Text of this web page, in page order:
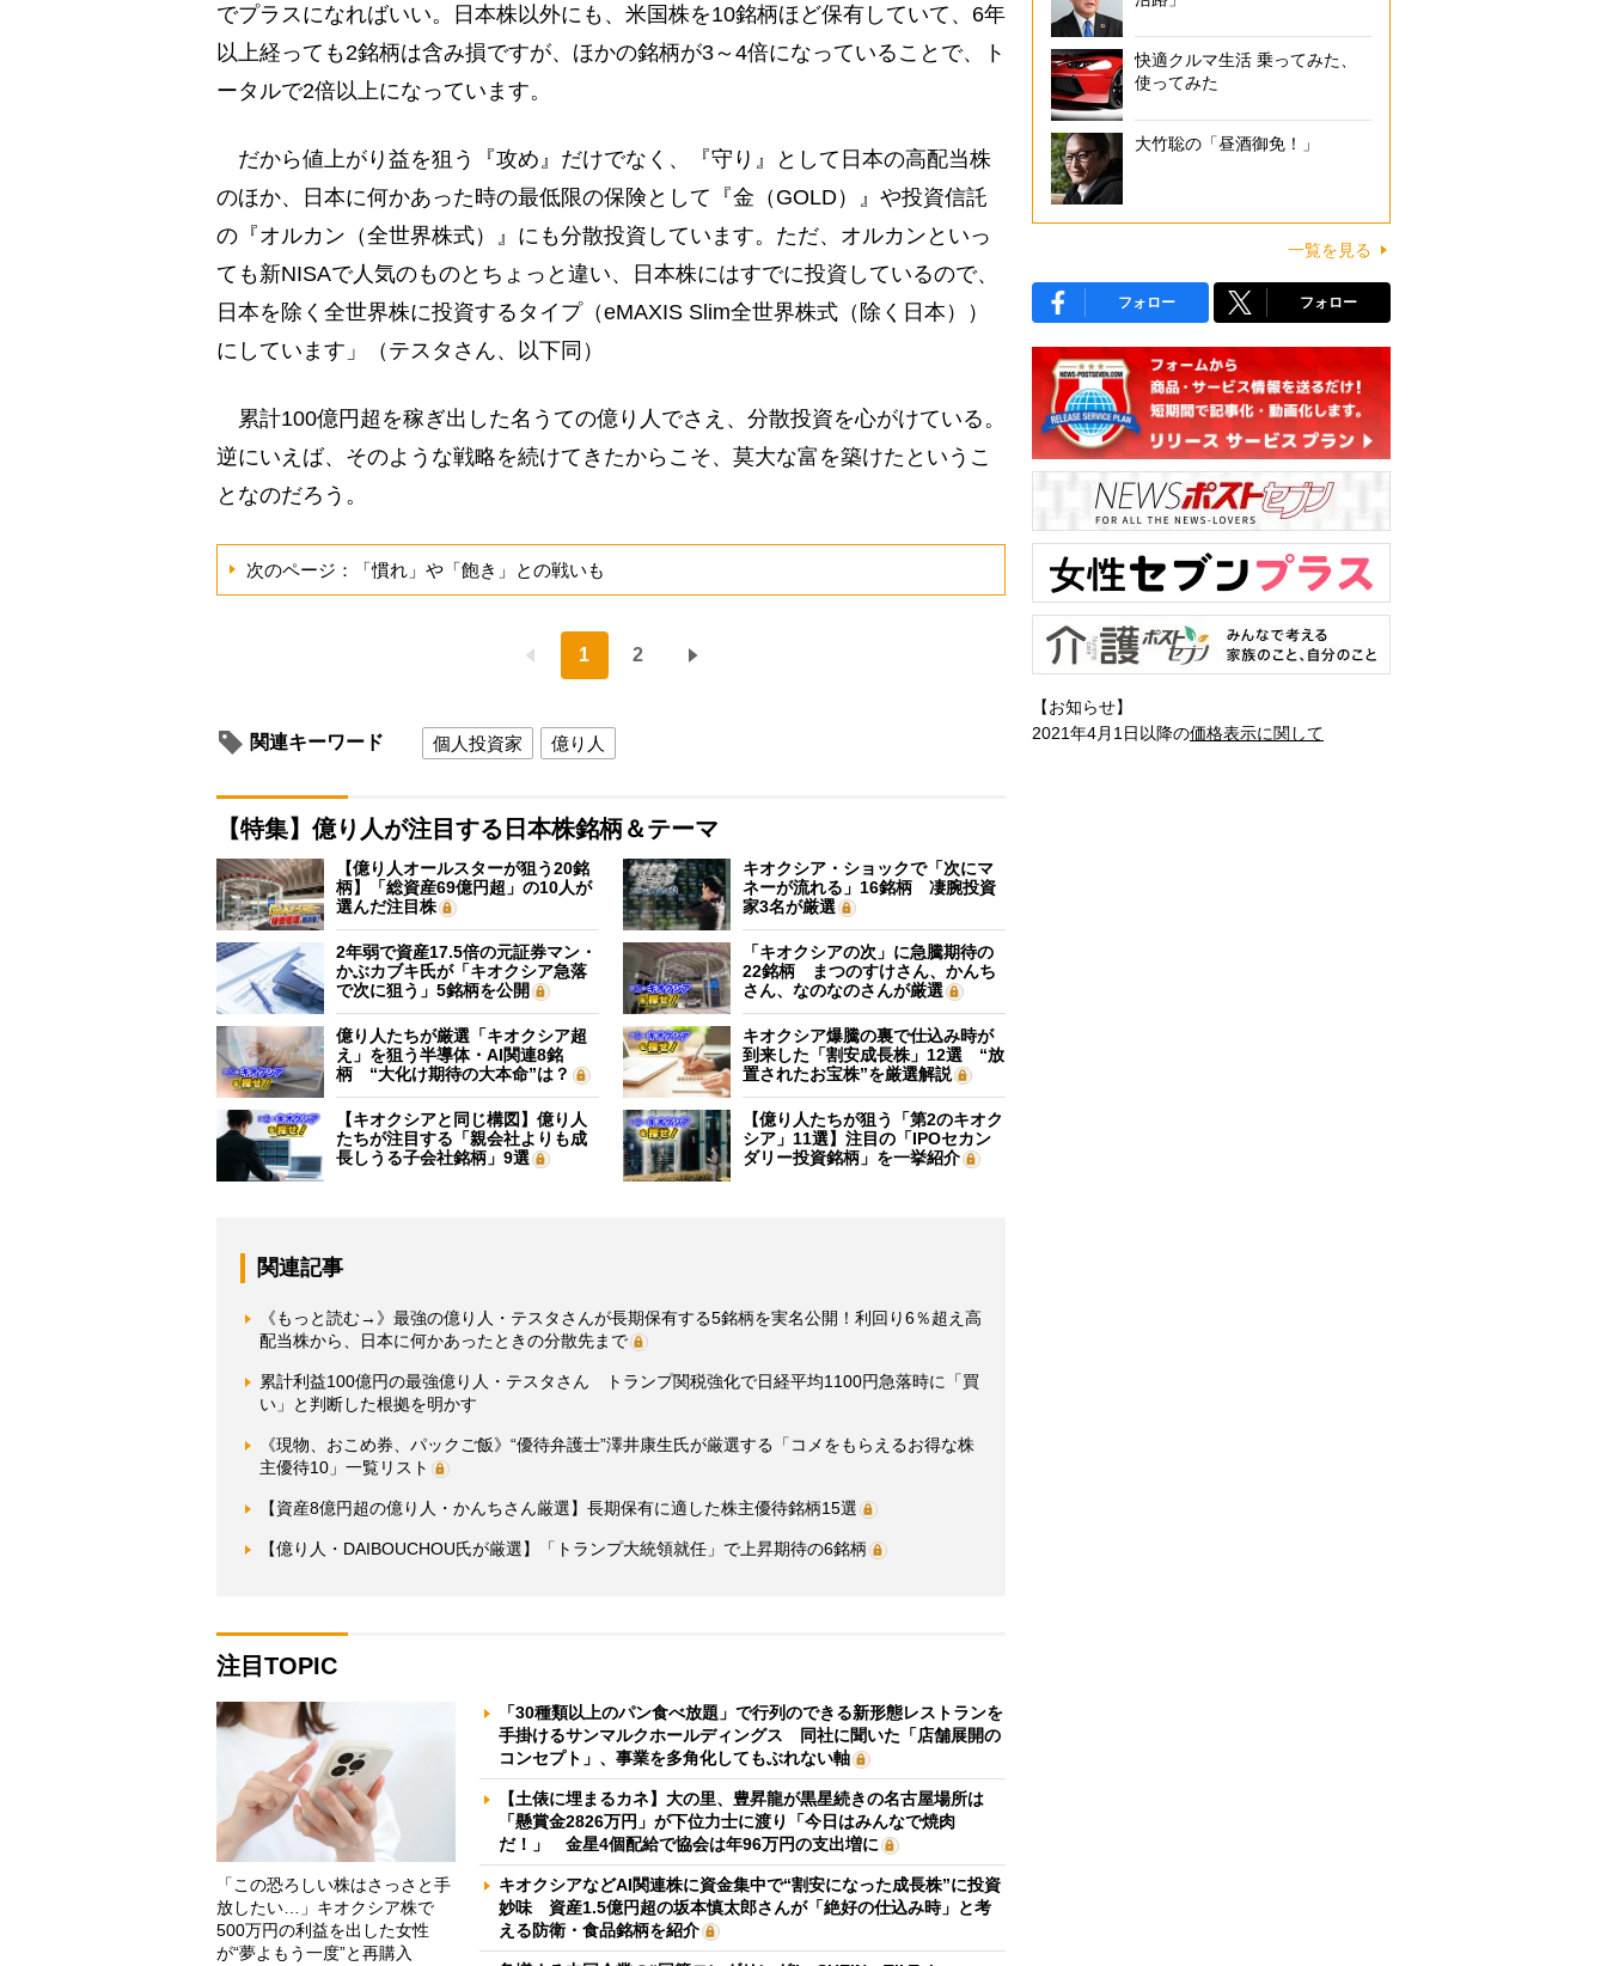
でプラスになればいい。日本株以外にも、米国株を10銘柄ほど保有していて、6年
以上経っても2銘柄は含み損ですが、ほかの銘柄が3～4倍になっていることで、ト
ータルで2倍以上になっています。
だから値上がり益を狙う『攻め』だけでなく、『守り』として日本の高配当株
のほか、日本に何かあった時の最低限の保険として『金（GOLD）』や投資信託
の『オルカン（全世界株式）』にも分散投資しています。ただ、オルカンといっ
ても新NISAで人気のものとちょっと違い、日本株にはすでに投資しているので、
日本を除く全世界株に投資するタイプ（eMAXIS Slim全世界株式（除く日本））
にしています」（テスタさん、以下同）
累計100億円超を稼ぎ出した名うての億り人でさえ、分散投資を心がけている。
逆にいえば、そのような戦略を続けてきたからこそ、莫大な富を築けたというこ
となのだろう。
次のページ：「慣れ」や「飽き」との戦いも
1 2
関連キーワード 個人投資家 億り人
【特集】億り人が注目する日本株銘柄＆テーマ
【億り人オールスターが狙う20銘
柄】「総資産69億円超」の10人が
選んだ注目株
キオクシア・ショックで「次にマ
ネーが流れる」16銘柄 凄腕投資
家3名が厳選
2年弱で資産17.5倍の元証券マン・
かぶカブキ氏が「キオクシア急落
で次に狙う」5銘柄を公開
「キオクシアの次」に急騰期待の
22銘柄 まつのすけさん、かんち
さん、なのなのさんが厳選
億り人たちが厳選「キオクシア超
え」を狙う半導体・AI関連8銘
柄 “大化け期待の大本命”は？
キオクシア爆騰の裏で仕込み時が
到来した「割安成長株」12選 “放
置されたお宝株”を厳選解説
【キオクシアと同じ構図】億り人
たちが注目する「親会社よりも成
長しうる子会社銘柄」9選
【億り人たちが狙う「第2のキオク
シア」11選】注目の「IPOセカン
ダリー投資銘柄」を一挙紹介
関連記事
《もっと読む→》最強の億り人・テスタさんが長期保有する5銘柄を実名公開！利回り6％超え高
配当株から、日本に何かあったときの分散先まで
累計利益100億円の最強億り人・テスタさん トランプ関税強化で日経平均1100円急落時に「買
い」と判断した根拠を明かす
《現物、おこめ券、パックご飯》“優待弁護士”澤井康生氏が厳選する「コメをもらえるお得な株
主優待10」一覧リスト
【資産8億円超の億り人・かんちさん厳選】長期保有に適した株主優待銘柄15選
【億り人・DAIBOUCHOU氏が厳選】「トランプ大統領就任」で上昇期待の6銘柄
注目TOPIC
「この恐ろしい株はさっさと手
放したい…」キオクシア株で
500万円の利益を出した女性
が“夢よもう一度”と再購入
「30種類以上のパン食べ放題」で行列のできる新形態レストランを
手掛けるサンマルクホールディングス 同社に聞いた「店舗展開の
コンセプト」、事業を多角化してもぶれない軸
【土俵に埋まるカネ】大の里、豊昇龍が黒星続きの名古屋場所は
「懸賞金2826万円」が下位力士に渡り「今日はみんなで焼肉
だ！」 金星4個配給で協会は年96万円の支出増に
キオクシアなどAI関連株に資金集中で“割安になった成長株”に投資
妙味 資産1.5億円超の坂本慎太郎さんが「絶好の仕込み時」と考
える防衛・食品銘柄を紹介
快適クルマ生活 乗ってみた、
使ってみた
大竹聡の「昼酒御免！」
一覧を見る
フォロー フォロー
【お知らせ】
2021年4月1日以降の価格表示に関して